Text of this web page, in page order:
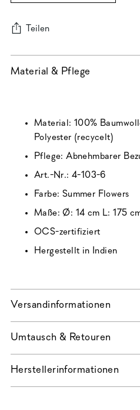
Teilen
in
Material & Pflege
Material: 100%
Polyester (recycelt)
Pflege: Abnehmbarer
Art.-Nr.: 4-103-6
Farbe: Summer Flowers
Maße: Ø: 14 cm L: 175
OCS-zertifiziert
Hergestellt in Indien
Versandinformationen
Umtausch & Retouren
Herstellerinformationen